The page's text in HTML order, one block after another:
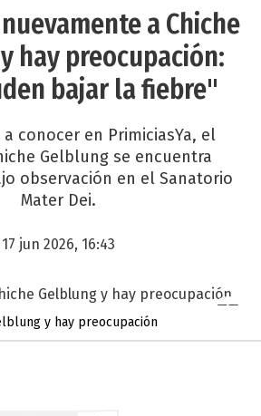
a Chiche
hay preocupación:
bajar la fiebre"
conocer en PrimiciasYa, el
Gelblung se encuentra
observación en el Sanatorio
Mater Dei.
17 jun 2026, 16:43
y hay preocupación